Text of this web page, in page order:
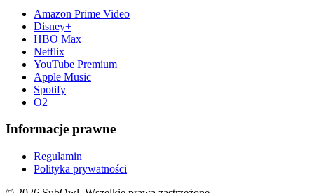
Amazon Prime Video
Disney+
HBO Max
Netflix
YouTube Premium
Apple Music
Spotify
O2
Informacje prawne
Regulamin
Polityka prywatności